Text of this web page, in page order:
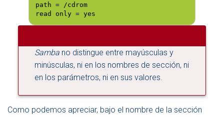
path = /cdrom
read only = yes
Sambano distingue entre mayúsculas y
minúsculas, ni en los nombres de sección, ni
en los parámetros, ni en sus valores.
Como podemos apreciar, bajo el nombre de la sección